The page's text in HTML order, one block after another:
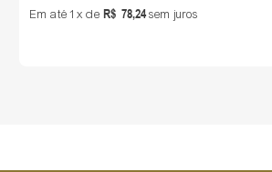
Em até1 de R$ 78,24sem juros